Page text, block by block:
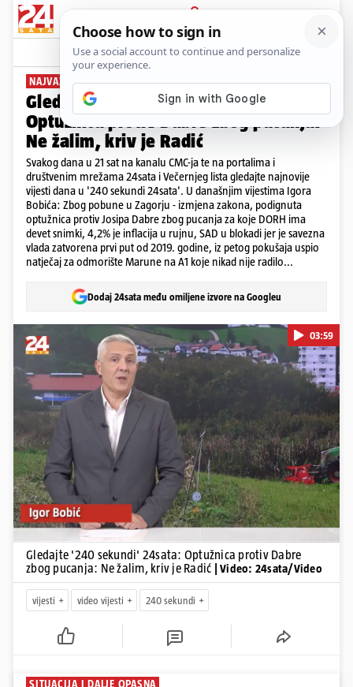
PRIJAVA
News Komentari
NAJVAŽNIJE VIJESTI DANA
Gledajte '240 sekundi' 24sata:
Optužnica protiv Dabre zbog pucanja:
Ne žalim, kriv je Radić
Svakog dana u 21 sat na kanalu CMC-ja te na portalima i
društvenim mrežama 24sata i Večernjeg lista gledajte najnovije
vijesti dana u '240 sekundi 24sata'. U današnjim vijestima Igora
Bobića: Zbog pobune u Zagorju - izmjena zakona, podignuta
optužnica protiv Josipa Dabre zbog pucanja za koje DORH ima
devet snimki, 4,2% je inflacija u rujnu, SAD u blokadi jer je savezna
vlada zatvorena prvi put od 2019. godine, iz petog pokušaja uspio
natječaj za odmorište Marune na A1 koje nikad nije radilo...
Dodaj 24sata među omiljene izvore na Googleu
Pokretanje videa...
03:59
Gledajte '240 sekundi' 24sata: Optužnica protiv Dabre
zbog pucanja: Ne žalim, kriv je Radić
| Video: 24sata/Video
vijesti video vijesti 240 sekundi
SITUACIJA I DALJE OPASNA